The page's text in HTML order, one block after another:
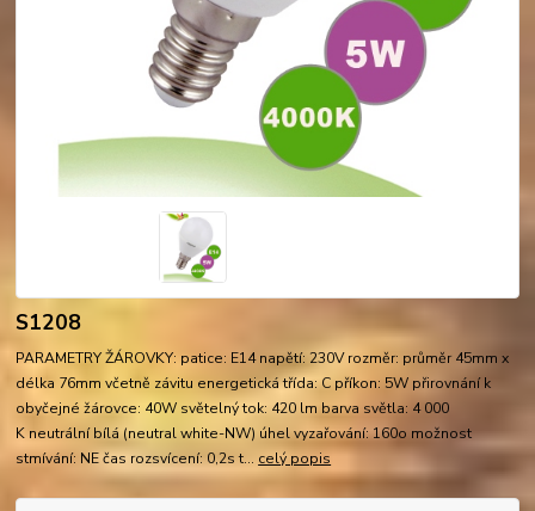
S1208
PARAMETRY ŽÁROVKY: patice: E14 napětí: 230V rozměr: průměr 45mm x
délka 76mm včetně závitu energetická třída: C příkon: 5W přirovnání k
obyčejné žárovce: 40W světelný tok: 420 lm barva světla: 4 000
K neutrální bílá (neutral white-NW) úhel vyzařování: 160o možnost
stmívání: NE čas rozsvícení: 0,2s t... celý popis